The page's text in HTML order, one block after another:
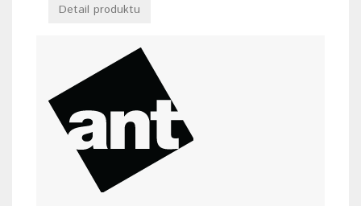
Detail produktu